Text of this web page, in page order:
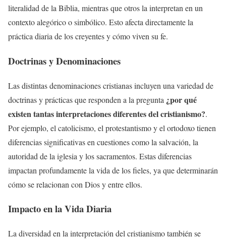
literalidad de la Biblia, mientras que otros la interpretan en un
contexto alegórico o simbólico. Esto afecta directamente la
práctica diaria de los creyentes y cómo viven su fe.
Doctrinas y Denominaciones
Las distintas denominaciones cristianas incluyen una variedad de
doctrinas y prácticas que responden a la pregunta ¿por qué
existen tantas interpretaciones diferentes del cristianismo?.
Por ejemplo, el catolicismo, el protestantismo y el ortodoxo tienen
diferencias significativas en cuestiones como la salvación, la
autoridad de la iglesia y los sacramentos. Estas diferencias
impactan profundamente la vida de los fieles, ya que determinarán
cómo se relacionan con Dios y entre ellos.
Impacto en la Vida Diaria
La diversidad en la interpretación del cristianismo también se